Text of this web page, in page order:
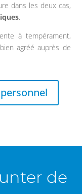
dans les deux cas,
.
à tempérament,
agréé auprès de
de